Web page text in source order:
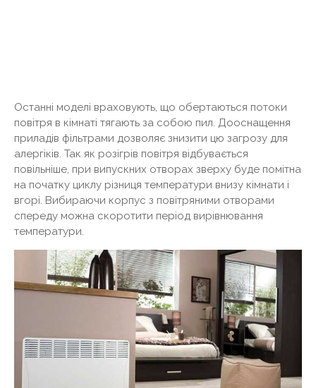
Останні моделі враховують, що обертаються потоки
повітря в кімнаті тягають за собою пил. Дооснащення
приладів фільтрами дозволяє знизити цю загрозу для
алергіків. Так як розігрів повітря відбувається
повільніше, при випускних отворах зверху буде помітна
на початку циклу різниця температури внизу кімнати і
вгорі. Вибираючи корпус з повітряними отворами
спереду можна скоротити період вирівнювання
температури.